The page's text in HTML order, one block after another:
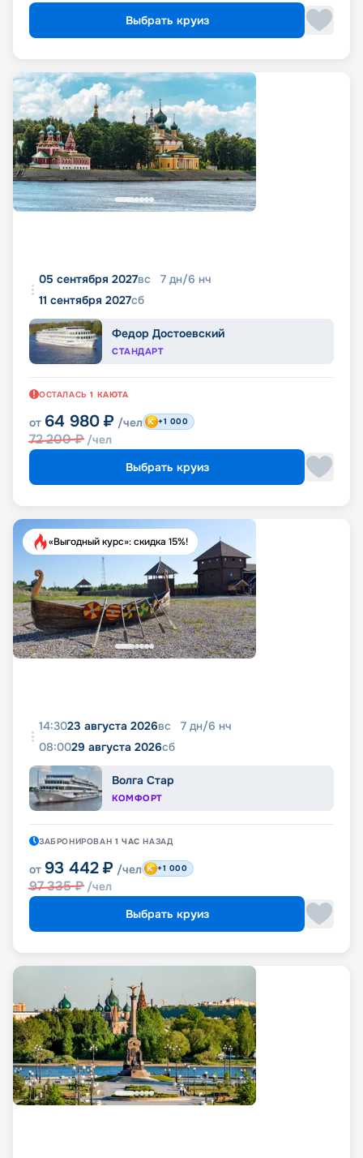
Выбрать круиз
05 сентября 2027вс 7 дн/6 нч
11 сентября 2027сб
Федор Достоевский
СТАНДАРТ
ОСТАЛАСЬ 1 КАЮТА
от 64 980 ₽ /чел
72 200₽ /чел
+1 000
Выбрать круиз
«Выгодный курс»: скидка 15%!
14:3023 августа 2026вс 7 дн/6 нч
08:0029 августа 2026сб
Волга Стар
КОМФОРТ
ЗАБРОНИРОВАН 1 ЧАС НАЗАД
от 93 442 ₽ /чел
97 335₽ /чел
+1 000
Выбрать круиз